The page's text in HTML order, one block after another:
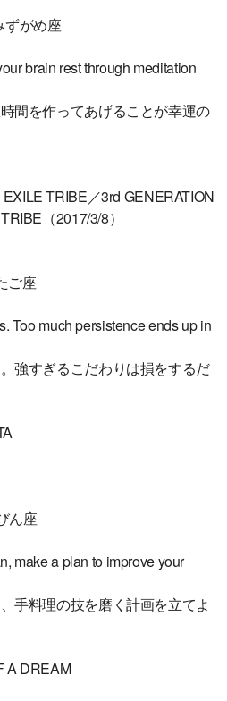
がめ座
brain rest through meditation
間を作ってあげることが幸運の
TRIBE／3rd GENERATION
（2017/3/8）
座
Too much persistence ends up in
強すぎるこだわりは損をするだ
座
make a plan to improve your
手料理の技を磨く計画を立てよ
A DREAM